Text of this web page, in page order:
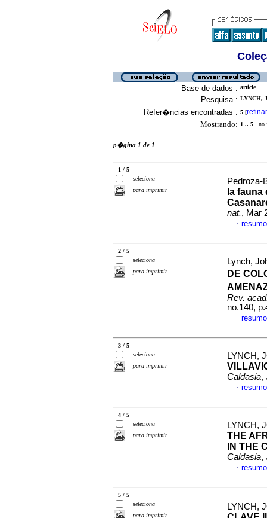
Base de dados : article
Pesquisa : LYNCH,
Refer�ncias encontradas : 5 [refinar
Mostrando: 1 .. 5 no
p�gina 1 de 1
1 / 5
seleciona
para imprimir
la
nat., Mar
·
2 / 5
seleciona
para imprimir
Lynch,
DE
Rev.
no.140,
·
3 / 5
seleciona
para imprimir
LYNCH,
Caldasia,
·
4 / 5
seleciona
para imprimir
LYNCH,
THE
IN THE
Caldasia,
·
5 / 5
seleciona
para imprimir
LYNCH,